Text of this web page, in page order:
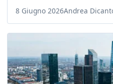
8 Giugno 2026Andrea